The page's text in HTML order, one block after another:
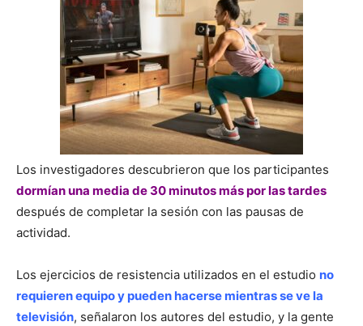
Los investigadores descubrieron que los participantes
dormían una media de 30 minutos más por las tardes
después de completar la sesión con las pausas de
actividad.
Los ejercicios de resistencia utilizados en el estudio no
requieren equipo y pueden hacerse mientras se ve la
televisión, señalaron los autores del estudio, y la gente